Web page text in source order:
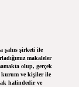
şahıs şirketi ile
makaleler
olup, gerçek
kurum ve kişiler ile
halindedir ve